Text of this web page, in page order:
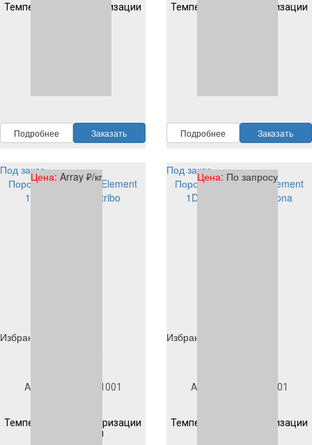
Температура полимеризации
Подробнее Заказать
Температура полимеризации
Подробнее Заказать
Под заказ
Порошковая краска Element
1D904S1001 PE tribo
Избранное
Артикул
1D904S1001
Температура полимеризации
200 °C 10 мин
Цена: Array ₽/кг
Под заказ
Порошковая краска Element
1D203S1001 PE corona
Избранное
Артикул
1D203S1001
Температура полимеризации
Цена: По запросу